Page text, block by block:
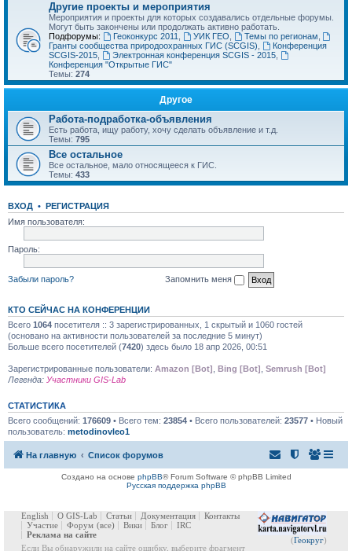
Другие проекты и мероприятия
Мероприятия и проекты для которых создавались отдельные форумы.
Могут быть закончены или продолжать активно работать.
Подфорумы:
Геоконкурс 2011 УИК ГЕО Темы по регионам
Гранты сообщества природоохранных ГИС (SCGIS)
Конференция
SCGIS-2015
Электронная конференция SCGIS - 2015,
Конференция "Открытые ГИС"
Темы: 274
Другое
Работа-подработка-объявления
Есть работа, ищу работу, хочу сделать объявление и т.д.
Темы: 795
Все остальное
Все остальное, мало относящееся к ГИС.
Темы: 433
ВХОД • РЕГИСТРАЦИЯ
Имя пользователя:
Пароль:
Забыли пароль? Запомнить меня
КТО СЕЙЧАС НА КОНФЕРЕНЦИИ
Всего 1064 посетителя :: 3 зарегистрированных, 1 скрытый и 1060 гостей
(основано на активности пользователей за последние 5 минут)
Больше всего посетителей (7420) здесь было 18 апр 2026, 00:51
Зарегистрированные пользователи: Amazon [Bot] Bing [Bot] Semrush [Bot]
Легенда: Участники GIS-Lab
СТАТИСТИКА
Всего сообщений: 176609 • Всего тем: 23854 • Всего пользователей: 23577 • Новый
пользователь: metodinovleo1
На главную Список форумов
Создано на основе phpBB® Forum Software © phpBB Limited
Русская поддержка phpBB
(Геокруг)
English О GIS-Lab Статьи Документация
Контакты
Участие
Форум (все) Вики Блог
IRC
Реклама на сайте
Если Вы обнаружили на сайте ошибку, выберите фрагмент